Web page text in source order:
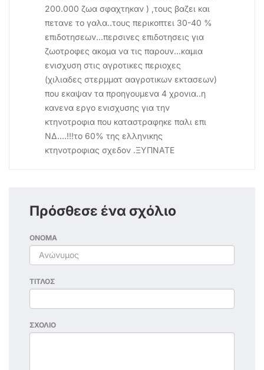
200.000 ζωα σφαχτηκαν ) ,τους βαζει και
πετανε το γαλα..τους περικοπτει 30-40 %
επιδοτησεων...περσινες επιδοτησεις για
ζωοτροφες ακομα να τις παρουν...καμια
ενισχυση στις αγροτικες περιοχες
(χιλιαδες στερμματ ααγροτικων εκτασεων)
που εκαψαν τα προηγουμενα 4 χρονια..η
κανενα εργο ενισχυσης για την
κτηνοτροφια που καταστραφηκε παλι επι
ΝΔ....!!!το 60% της ελληνικης
κτηνοτροφιας σχεδον .ΞΥΠΝΑΤΕ
Πρόσθεσε ένα σχόλιο
ΟΝΟΜΑ
ΤΙΤΛΟΣ
ΣΧΟΛΙΟ